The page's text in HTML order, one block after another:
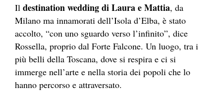
Il destination wedding di Laura e Mattia, da
Milano ma innamorati dell’Isola d’Elba, è stato
accolto, “con uno sguardo verso l’infinito”, dice
Rossella, proprio dal Forte Falcone. Un luogo, tra i
più belli della Toscana, dove si respira e ci si
immerge nell’arte e nella storia dei popoli che lo
hanno percorso e attraversato.